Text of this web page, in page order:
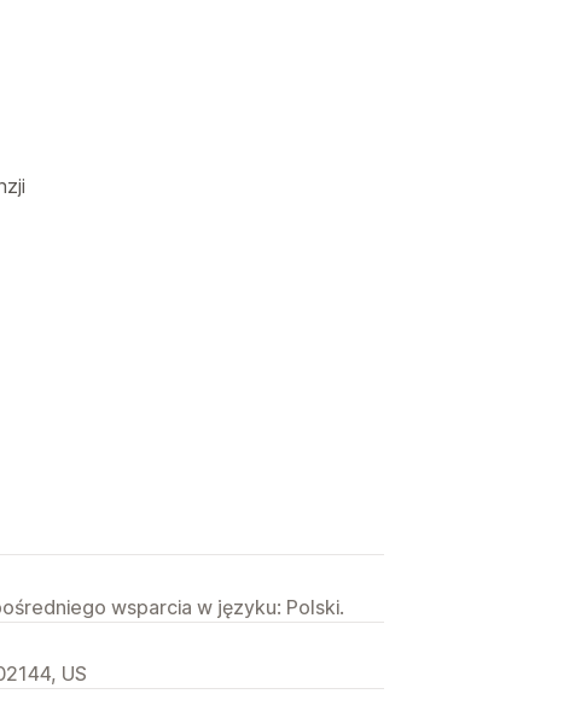
wsparcia w języku: Polski.
US